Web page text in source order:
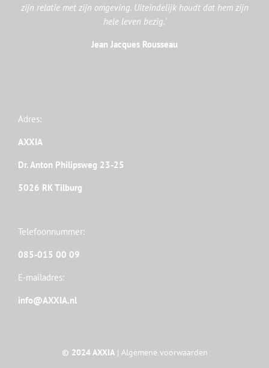
zijn relatie met zijn omgeving. Uiteindelijk houdt dat hem zijn
hele leven bezig.’
Jean Jacques Rousseau
Adres:
AXXIA
Dr. Anton Philipsweg 23-25
5026 RK Tilburg
Telefoonnummer:
085-015 00 09
E-mailadres:
info@AXXIA.nl
© 2024 AXXIA| Algemene voorwaarden